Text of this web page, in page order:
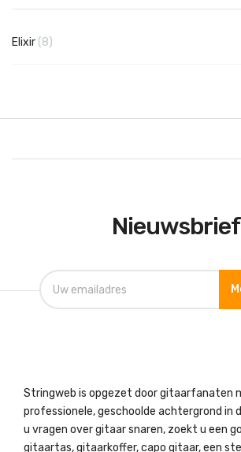
Elixir 8producten
Nieuwsbrief
Stringweb is opgezet door gitaarfanaten
professionele, geschoolde achtergrond in
u vragen over gitaar snaren, zoekt u een
gitaartas, gitaarkoffer, capo gitaar, een